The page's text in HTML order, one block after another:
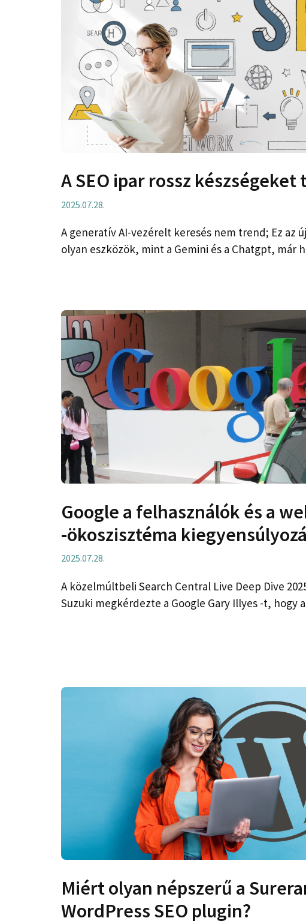
A SEO ipar rossz készségeket
2025.07.28.
A generatív AI-vezérelt keresés nem trend; Ez az
olyan eszközök, mint a Gemini és a Chatgpt,
Google a felhasználók és a
-ökoszisztéma
2025.07.28.
A közelmúltbeli Search Central Live Deep Dive
Suzuki megkérdezte a Google Gary Illyes -t, hogy
Miért olyan népszerű a
WordPress SEO plugin?